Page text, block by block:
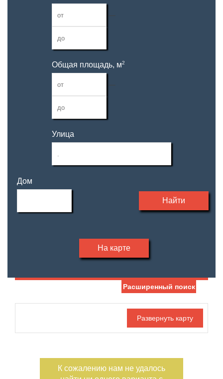
—
Общая площадь, м2
—
Улица
Дом
Найти
На карте
Жилая площадь
—
Площадь кухни
Этаж
Расширенный поиск
К сожалению нам не удалось